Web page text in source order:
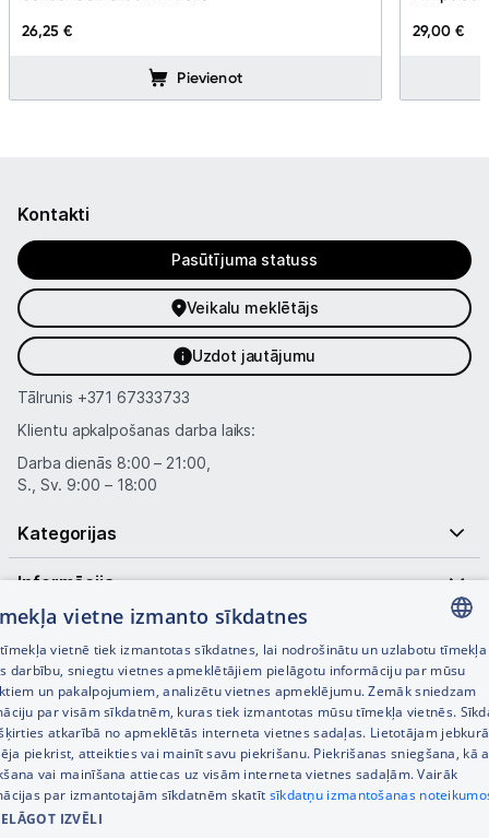
26,25 €
Pievienot
29,00 €
Kontakti
Pasūtījuma statuss
Veikalu meklētājs
Uzdot jautājumu
Tālrunis +371 67333733
Klientu apkalpošanas darba laiks:
Darba dienās 8:00 – 21:00,
S., Sv. 9:00 – 18:00
Kategorijas
Informācija
Noderīgas saites
© SIA Tet 2026 -
LATVIAN
RUSSIAN
ENGLISH
vietne izmanto sīkdatnes
vietnē tiek izmantotas sīkdatnes, lai nodrošinātu un uzlabotu tīmekļa
darbību, sniegtu vietnes apmeklētājiem pielāgotu informāciju par mūsu
un pakalpojumiem, analizētu vietnes apmeklējumu. Zemāk sniedzam
par visām sīkdatnēm, kuras tiek izmantotas mūsu tīmekļa vietnēs.
atkarībā no apmeklētās interneta vietnes sadaļas. Lietotājam
piekrist, atteikties vai mainīt savu piekrišanu. Piekrišanas sniegšana, kā
vai mainīšana attiecas uz visām interneta vietnes sadaļām. Vairāk
par izmantotajām sīkdatnēm skatīt sīkdatņu izmantošanas
IZVĒLI